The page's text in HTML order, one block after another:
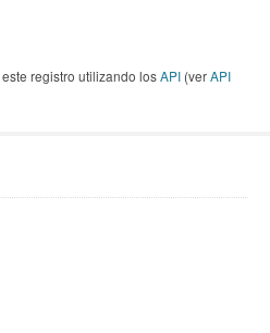
registro utilizando losAPI (verAPI